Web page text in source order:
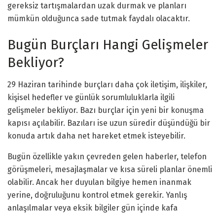
gereksiz tartışmalardan uzak durmak ve planları
mümkün olduğunca sade tutmak faydalı olacaktır.
Bugün Burçları Hangi Gelişmeler
Bekliyor?
29 Haziran tarihinde burçları daha çok iletişim, ilişkiler,
kişisel hedefler ve günlük sorumluluklarla ilgili
gelişmeler bekliyor. Bazı burçlar için yeni bir konuşma
kapısı açılabilir. Bazıları ise uzun süredir düşündüğü bir
konuda artık daha net hareket etmek isteyebilir.
Bugün özellikle yakın çevreden gelen haberler, telefon
görüşmeleri, mesajlaşmalar ve kısa süreli planlar önemli
olabilir. Ancak her duyulan bilgiye hemen inanmak
yerine, doğruluğunu kontrol etmek gerekir. Yanlış
anlaşılmalar veya eksik bilgiler gün içinde kafa